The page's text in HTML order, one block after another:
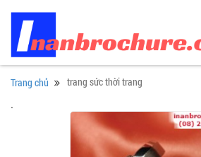
Trang chủ trang sức thời trang
.